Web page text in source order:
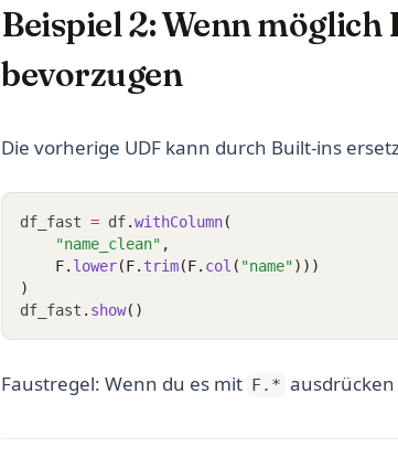
Beispiel 2: Wenn
bevorzugen
Die vorherige UDF kann durch Built-ins
df_fast = df.withColumn(
"name_clean" ,
    F.
lower(F. trim(F. col ( "name")))
)
df_fast . show()
Faustregel: Wenn du es mit F.*